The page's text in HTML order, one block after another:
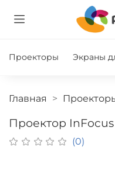
Проекторы Экраны
Главная
Проектор
(0)